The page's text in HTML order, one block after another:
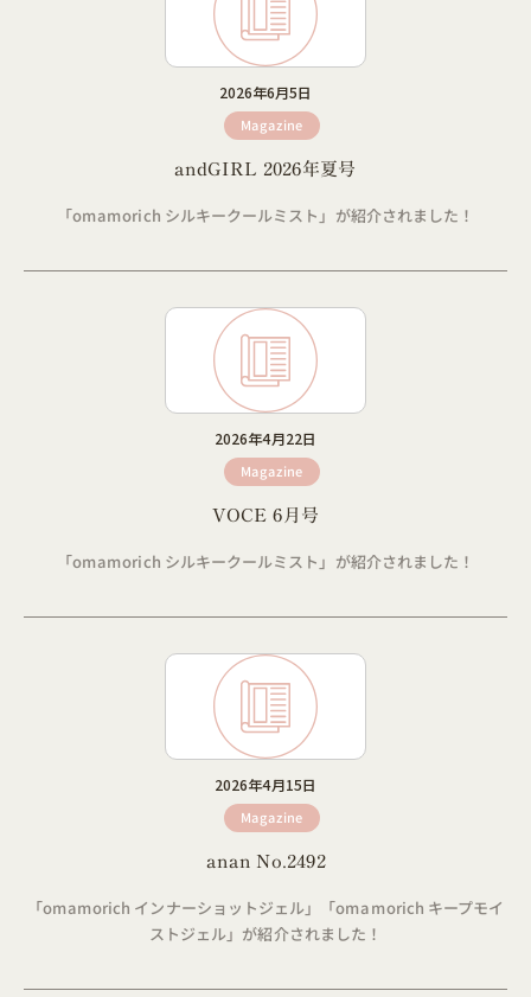
2026年6月5日
Magazine
andGIRL 2026年夏号
「omamorich シルキークールミスト」が紹介されました！
2026年4月22日
Magazine
VOCE 6月号
「omamorich シルキークールミスト」が紹介されました！
2026年4月15日
Magazine
anan No.2492
「omamorich インナーショットジェル」「omamorich キープモイ
ストジェル」が紹介されました！